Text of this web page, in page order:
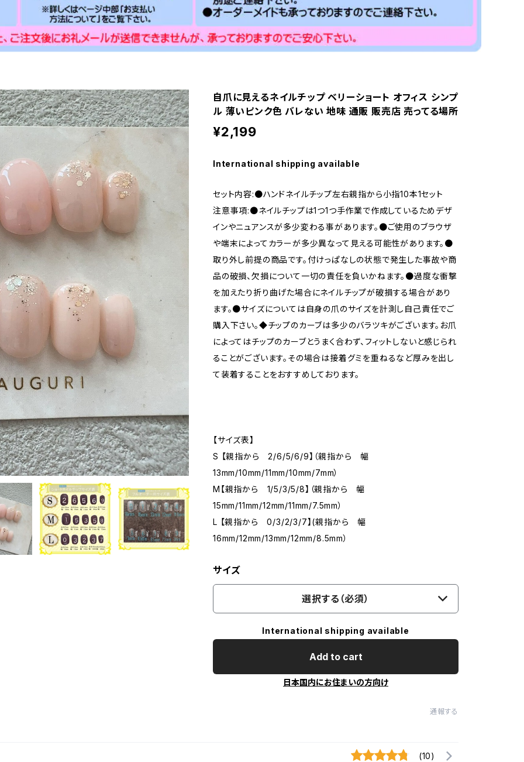
自爪に見えるネイルチップ ベリーショート オフィス シンプ
ル 薄いピンク色 バレない 地味 通販 販売店 売ってる場所
¥2,199
International shipping available
セット内容:●ハンドネイルチップ左右親指から小指10本1セット
注意事項:●ネイルチップは1つ1つ手作業で作成しているためデザ
インやニュアンスが多少変わる事があります。●ご使用のブラウザ
や端末によってカラーが多少異なって見える可能性があります。●
取り外し前提の商品です。付けっぱなしの状態で発生した事故や商
品の破損、欠損について一切の責任を負いかねます。●過度な衝撃
を加えたり折り曲げた場合にネイルチップが破損する場合があり
ます。●サイズについては自身の爪のサイズを計測し自己責任でご
購入下さい。◆チップのカーブは多少のバラツキがございます。お爪
によってはチップのカーブとうまく合わず、フィットしないと感じられ
ることがございます。その場合は接着グミを重ねるなど厚みを出し
て装着することをおすすめしております。
【サイズ表】
S 【親指から 2/6/5/6/9】（親指から 幅
13mm/10mm/11mm/10mm/7mm）
M【親指から 1/5/3/5/8】（親指から 幅
15mm/11mm/12mm/11mm/7.5mm）
L 【親指から 0/3/2/3/7】(親指から 幅
16mm/12mm/13mm/12mm/8.5mm）
サイズ
選択する（必須）
International shipping available
Add to cart
日本国内にお住まいの方向け
通報する
(10)